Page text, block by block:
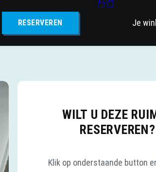
RESERVEREN Je
WILT U DEZE
RESERVEREN?
Klik op onderstaande button